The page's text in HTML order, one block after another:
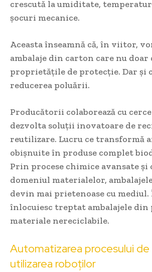
crescută la umiditate,
șocuri mecanice.
Aceasta înseamnă că, în viitor,
ambalaje din carton care nu doar
proprietățile de protecție. Dar și
reducerea poluării.
Producătorii colaborează cu
dezvolta soluții inovatoare de
reutilizare. Lucru ce transformă
obișnuite în produse complet
Prin procese chimice avansate și
domeniul materialelor,
devin mai prietenoase cu mediul.
înlocuiesc treptat ambalajele din
materiale nereciclabile.
Automatizarea procesului de
utilizarea roboților